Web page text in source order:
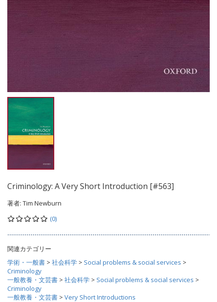
Criminology: A Very Short Introduction [#563]
著者: Tim Newburn
(0)
関連カテゴリー
学術・一般書 > 社会科学 > Social problems & social services >
Criminology
一般教養・文芸書 > 社会科学 > Social problems & social services >
Criminology
一般教養・文芸書 > Very Short Introductions